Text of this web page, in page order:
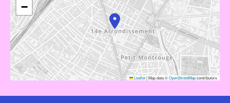
−
Leaflet|Map data ©OpenStreetMapcontributors